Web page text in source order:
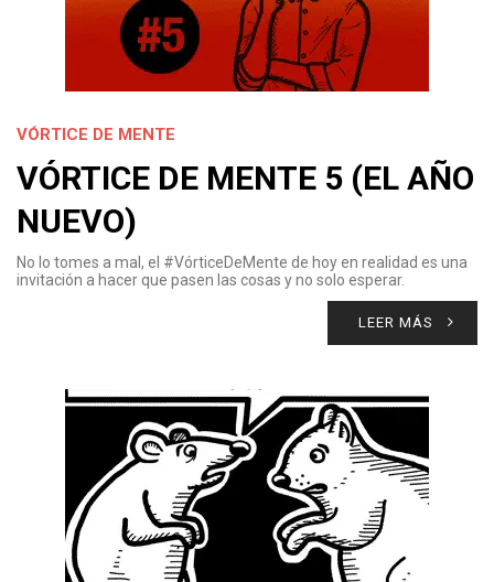
VÓRTICE DE MENTE
VÓRTICE DE MENTE 5 (EL AÑO
NUEVO)
No lo tomes a mal, el #VórticeDeMente de hoy en realidad es una
invitación a hacer que pasen las cosas y no solo esperar.
LEER MÁS